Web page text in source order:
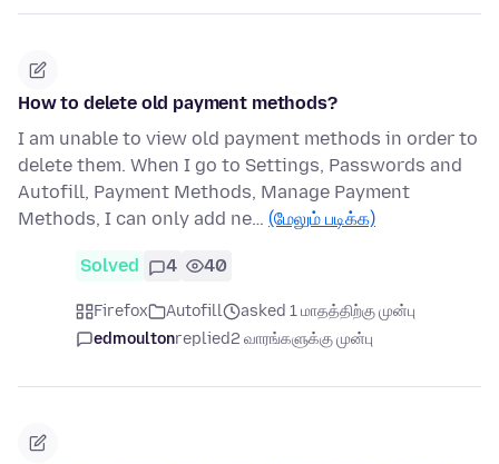
How to delete old payment methods?
I am unable to view old payment methods in order to
delete them. When I go to Settings, Passwords and
Autofill, Payment Methods, Manage Payment
Methods, I can only add ne… (மேலும் படிக்க)
Solved 4 40
Firefox Autofill
asked 1 மாதத்திற்கு முன்பு
edmoultonreplied2 வாரங்களுக்கு முன்பு